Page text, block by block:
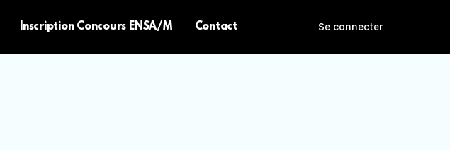
Inscription Concours ENSA/M Contact Se connecter